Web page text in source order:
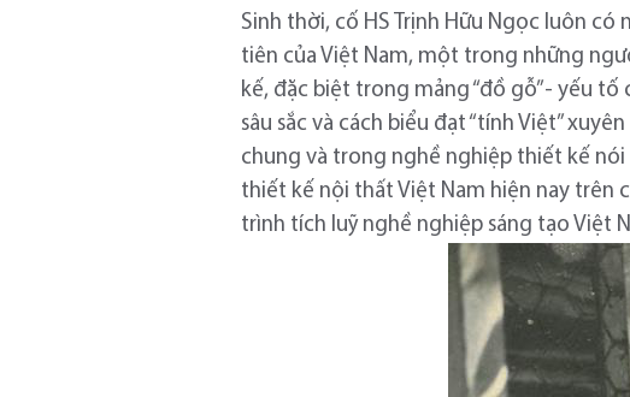
Sinh thời, cố HS Trịnh Hữu Ngọc luôn
tiên của Việt Nam, một trong những
kế, đặc biệt trong mảng “đồ gỗ”- yếu
sâu sắc và cách biểu đạt “tính Việt”
chung và trong nghề nghiệp thiết kế nói
thiết kế nội thất Việt Nam hiện nay trên
trình tích luỹ nghề nghiệp sáng tạo Việt